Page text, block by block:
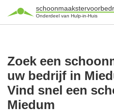
Onderdeel van Hulp-in-Huis
Zoek een
uw bedrijf in
Vind snel een
Miedum